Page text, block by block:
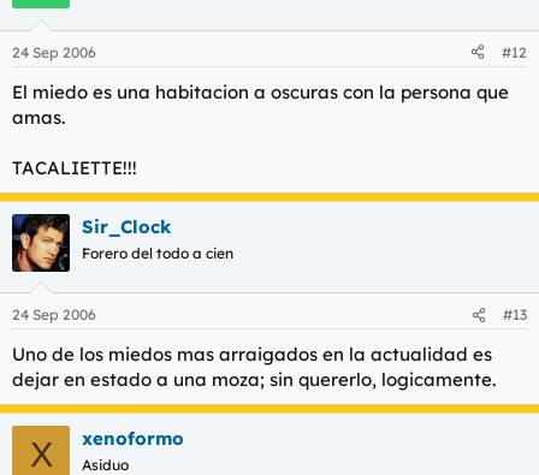
24 Sep 2006 #12
El miedo es una habitacion a oscuras con la persona que
amas.
TACALIETTE!!!
Sir_Clock
Forero del todo a cien
24 Sep 2006 #13
Uno de los miedos mas arraigados en la actualidad es
dejar en estado a una moza; sin quererlo, logicamente.
X xenoformo
Asiduo